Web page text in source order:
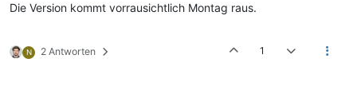
Die Version kommt vorrausichtlich Montag raus.
N 2 Antworten 1